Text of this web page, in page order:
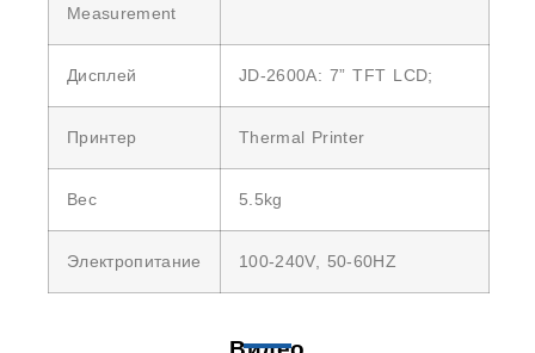
Measurement
Дисплей JD-2600A: 7” TFT LCD;
Принтер Thermal Printer
Вес 5.5kg
Электропитание 100-240V, 50-60HZ